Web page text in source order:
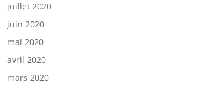
juillet 2020
juin 2020
mai 2020
avril 2020
mars 2020